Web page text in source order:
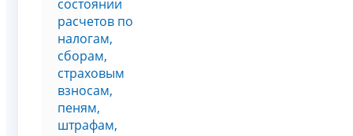
состоянии
расчетов по
налогам,
сборам,
страховым
взносам,
пеням,
штрафам,